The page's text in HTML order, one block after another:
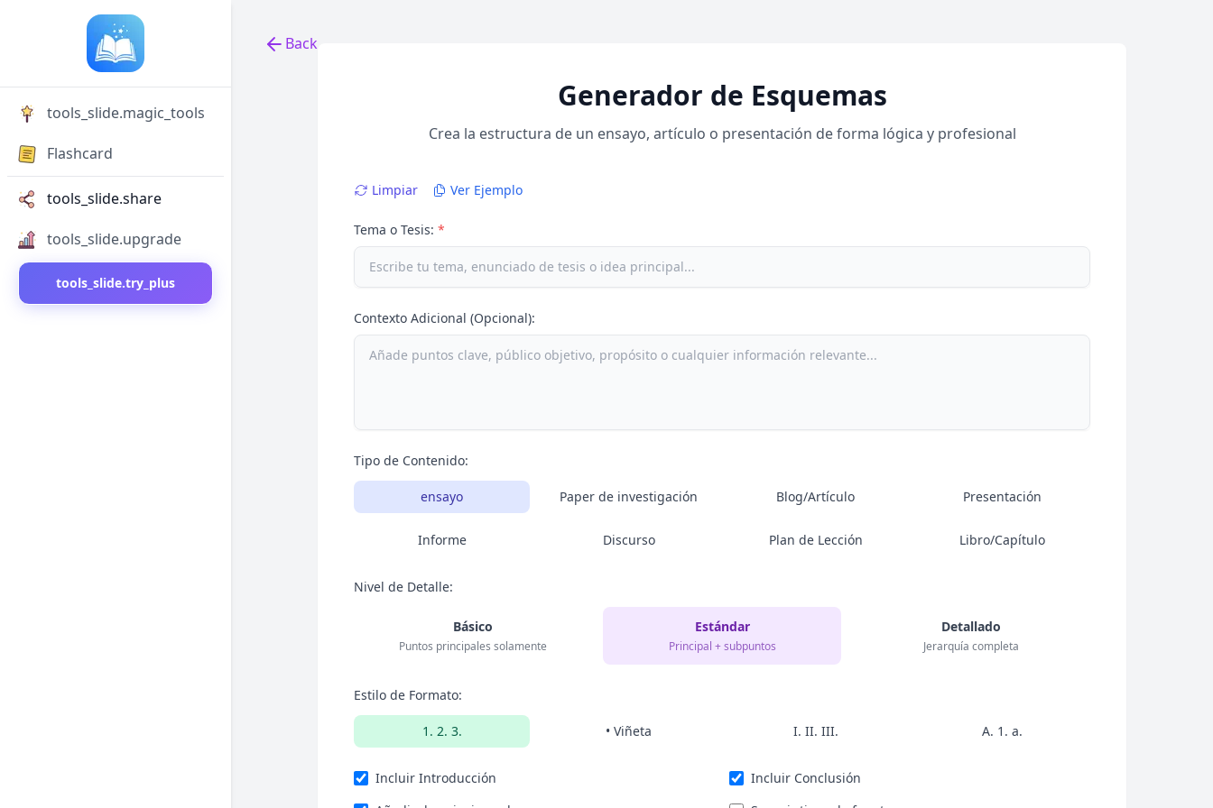
tools_slide.magic_tools
Flashcard
tools_slide.share
tools_slide.upgrade
tools_slide.try_plus
Back
Back to tools
Generador de Esquemas
Crea la estructura de un ensayo, artículo o presentación de forma lógica y profesional
Limpiar Ver Ejemplo
Tema o Tesis: *
Contexto Adicional (Opcional):
Tipo de Contenido:
ensayo Paper de investigación Blog/Artículo Presentación
Informe Discurso Plan de Lección Libro/Capítulo
Nivel de Detalle:
Básico
Puntos principales solamente
Estándar
Principal + subpuntos
Detallado
Jerarquía completa
Estilo de Formato:
1. 2. 3. • Viñeta I. II. III. A. 1. a.
Incluir Introducción
Incluir Conclusión